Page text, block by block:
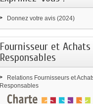
Donnez votre avis (2024)
Fournisseur et Achats
Responsables
Relations Fournisseurs et
Responsables